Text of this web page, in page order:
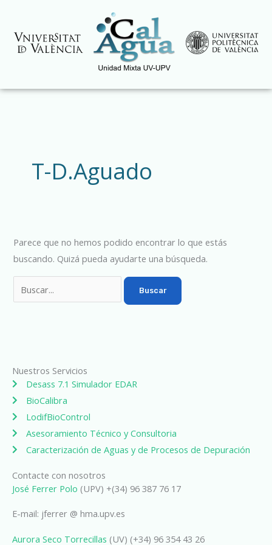
contenido
T-D.Aguado
Parece que no hemos podido encontrar lo que estás
buscando. Quizá pueda ayudarte una búsqueda.
Nuestros Servicios
Desass 7.1 Simulador EDAR
BioCalibra
LodifBioControl
Asesoramiento Técnico y Consultoria
Caracterización de Aguas y de Procesos de Depuración
Contacte con nosotros
José Ferrer Polo (UPV) +(34) 96 387 76 17
E-mail: jferrer @ hma.upv.es
Aurora Seco Torrecillas (UV) (+34) 96 354 43 26